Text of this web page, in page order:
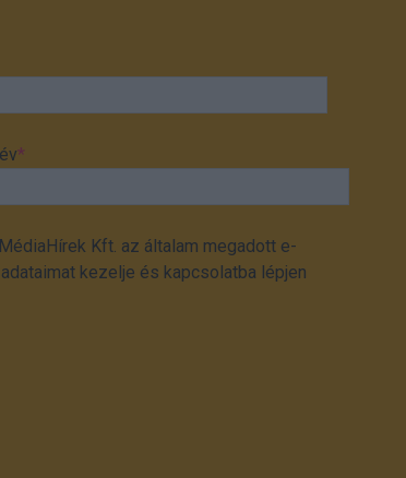
*
Kft. az általam megadott e-
kezelje és kapcsolatba lépjen